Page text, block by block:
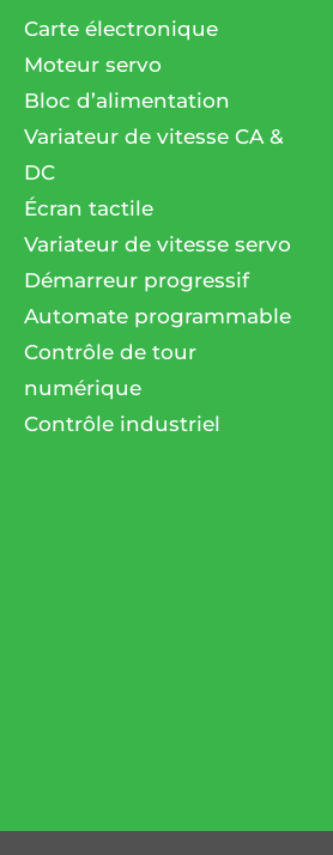
Carte électronique
Moteur servo
Bloc d’alimentation
Variateur de vitesse CA &
DC
Écran tactile
Variateur de vitesse servo
Démarreur progressif
Automate programmable
Contrôle de tour
numérique
Contrôle industriel